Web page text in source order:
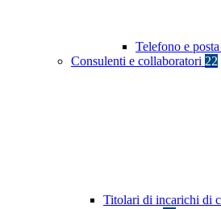
Telefono e
Consulenti e collaboratori 22
Titolari di incarichi di